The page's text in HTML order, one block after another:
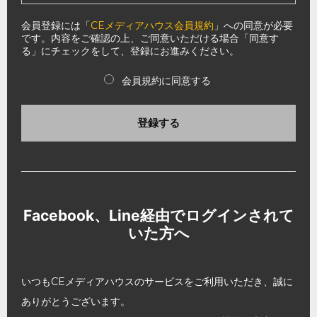
会員登録には「CEメディアハウス会員規約 」への同意が必要
です。内容をご確認の上、ご同意いただける場合「同意す
る」にチェックをして、登録にお進みください。
会員規約に同意する
登録する
Facebook、Line経由でログインされて
いた方へ
いつもCEメディアハウスのサービスをご利用いただき、誠に
ありがとうございます。